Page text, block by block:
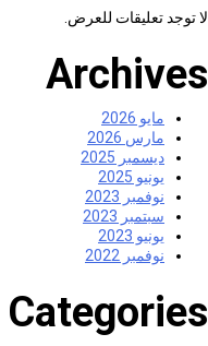
لا توجد تعليقات للعرض.
Archives
مايو 2026
مارس 2026
ديسمبر 2025
يونيو 2025
نوفمبر 2023
سبتمبر 2023
يونيو 2023
نوفمبر 2022
Categories